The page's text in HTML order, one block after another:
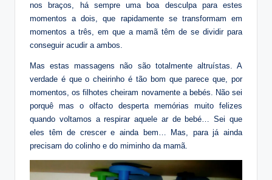
nos braços, há sempre uma boa desculpa para estes
momentos a dois, que rapidamente se transformam em
momentos a três, em que a mamã têm de se dividir para
conseguir acudir a ambos.
Mas estas massagens não são totalmente altruístas. A
verdade é que o cheirinho é tão bom que parece que, por
momentos, os filhotes cheiram novamente a bebés. Não sei
porquê mas o olfacto desperta memórias muito felizes
quando voltamos a respirar aquele ar de bebé… Sei que
eles têm de crescer e ainda bem… Mas, para já ainda
precisam do colinho e do miminho da mamã.